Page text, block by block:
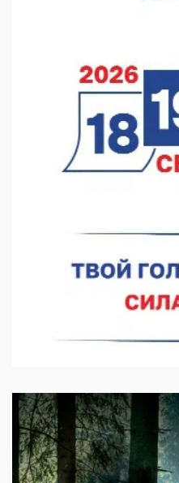
07.08.2026 12:15
В Нижнем Новгороде
07.08.2026 12:04